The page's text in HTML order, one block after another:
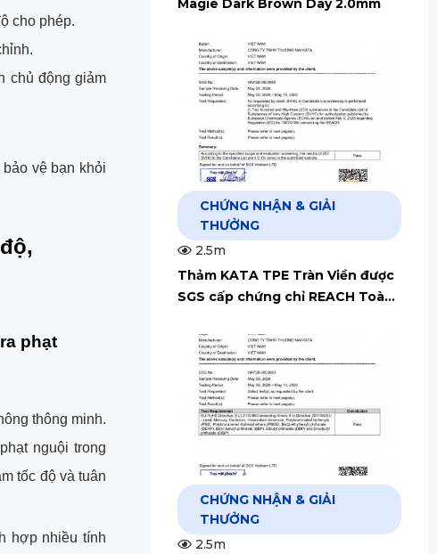
cho phép.
chủ động giảm
vệ bạn khỏi
phạt
thông minh.
nguội trong
tốc độ và tuân
hợp nhiều tính
Magie Dark Brown Dày 2.0mm
CHỨNG NHẬN & GIẢI
THƯỞNG
2.5m
Thảm KATA TPE Tràn Viền được
SGS cấp chứng chỉ REACH Toàn
CHỨNG NHẬN & GIẢI
THƯỞNG
2.5m